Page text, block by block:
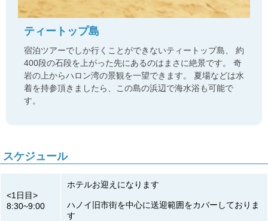
ティートップ島
宿泊ツアーでしか行くことができないティートップ島、 約
400段の石段を上がった先にあるのはまさに絶景です。 奇
岩の上からハロン湾の景観を一望できます。 夏場などは水
着を持参頂きましたら、この島の浜辺で海水浴も可能で
す。
スケジュール
<1日目>
8:30~9:00
ホテルお迎えになります
ハノイ旧市街を中心に送迎範囲をカバーしておりま
す